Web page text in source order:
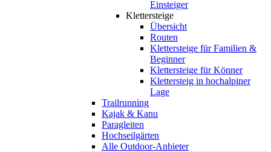
Einsteiger
Klettersteige
Übersicht
Routen
Klettersteige für Familien &
Beginner
Klettersteige für Könner
Klettersteig in hochalpiner
Lage
Trailrunning
Kajak & Kanu
Paragleiten
Hochseilgärten
Alle Outdoor-Anbieter